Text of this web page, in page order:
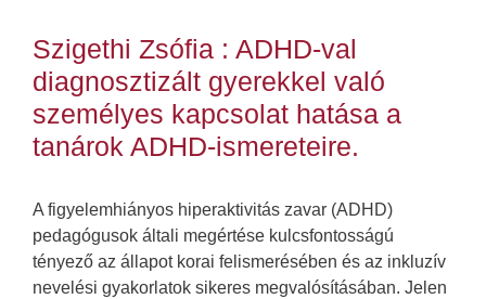
Szigethi Zsófia : ADHD-val
diagnosztizált gyerekkel való
személyes kapcsolat hatása a
tanárok ADHD-ismereteire.
A figyelemhiányos hiperaktivitás zavar (ADHD)
pedagógusok általi megértése kulcsfontosságú
tényező az állapot korai felismerésében és az inkluzív
nevelési gyakorlatok sikeres megvalósításában. Jelen